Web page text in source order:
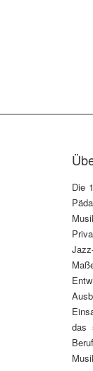
Die
das